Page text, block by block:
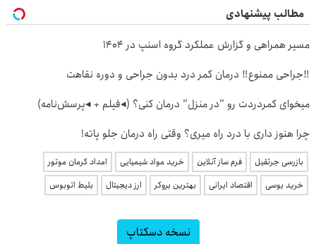
مطالب پیشنهادی
مسیر همراهی و گزارش عملکرد گروه اسنپ در ۱۴۰۴
‼️جراحی ممنوع‼️ درمان کمر درد بدون جراحی و دوره نقاهت
میخوای کمردردت رو "در منزل" درمان کنی؟ (◂فیلم + ◂پرسش‌نامه)
چرا هنوز داری با درد راه میری؟ وقتی راه درمان جلو پاته!
بازرسی جرثقیل فرم ساز آنلاین خرید مواد شیمیایی
امداد کرمان موتور
خرید یوسی
اقتصاد ایرانی بهترین بروکر ارز دیجیتال بلیط اتوبوس
نسخه دسکتاپ